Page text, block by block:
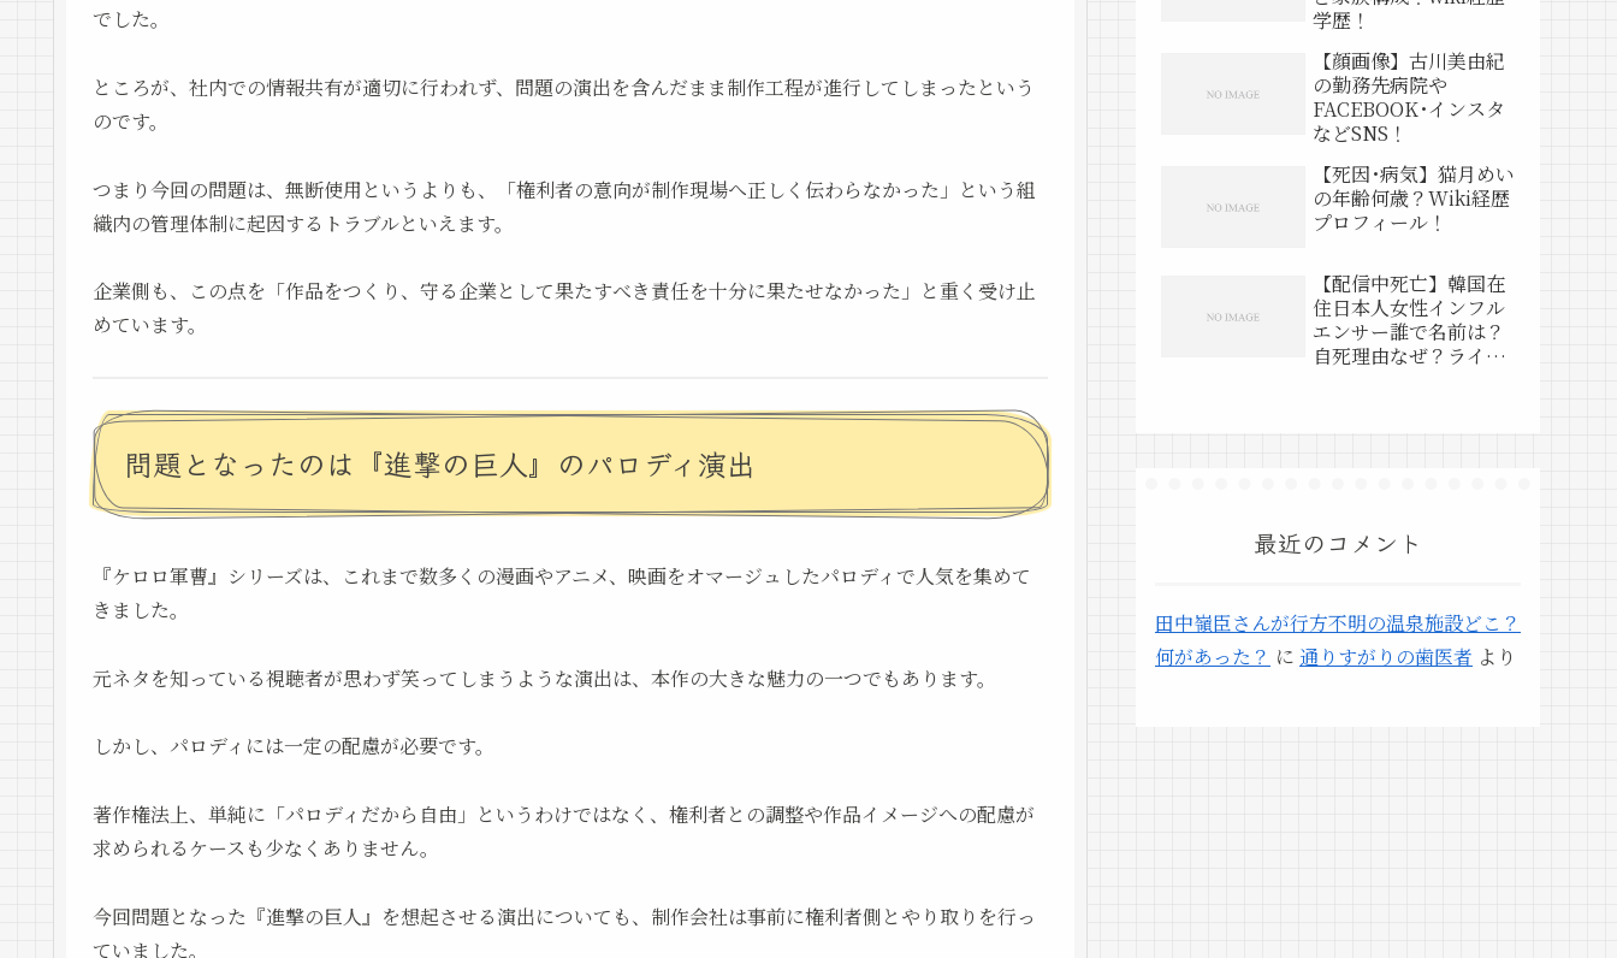
でした。
ところが、社内での情報共有が適切に行われず、問題の演出を含んだまま制作工程が進行してしまったという
のです。
つまり今回の問題は、無断使用というよりも、「権利者の意向が制作現場へ正しく伝わらなかった」という組
織内の管理体制に起因するトラブルといえます。
企業側も、この点を「作品をつくり、守る企業として果たすべき責任を十分に果たせなかった」と重く受け止
めています。
問題となったのは『進撃の巨人』のパロディ演出
『ケロロ軍曹』シリーズは、これまで数多くの漫画やアニメ、映画をオマージュしたパロディで人気を集めて
きました。
元ネタを知っている視聴者が思わず笑ってしまうような演出は、本作の大きな魅力の一つでもあります。
しかし、パロディには一定の配慮が必要です。
著作権法上、単純に「パロディだから自由」というわけではなく、権利者との調整や作品イメージへの配慮が
求められるケースも少なくありません。
今回問題となった『進撃の巨人』を想起させる演出についても、制作会社は事前に権利者側とやり取りを行っ
ていました。
学歴！
【顔画像】古川美由紀
の勤務先病院や
FACEBOOK･インスタ
などSNS！
【死因･病気】猫月めい
の年齢何歳？Wiki経歴
プロフィール！
【配信中死亡】韓国在
住日本人女性インフル
エンサー誰で名前は？
自死理由なぜ？ライブ
最近のコメント
田中嶺臣さんが行方不明の温泉施設どこ？
何があった？ に 通りすがりの歯医者 より